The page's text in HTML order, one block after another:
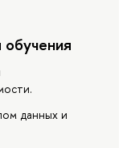
данных и